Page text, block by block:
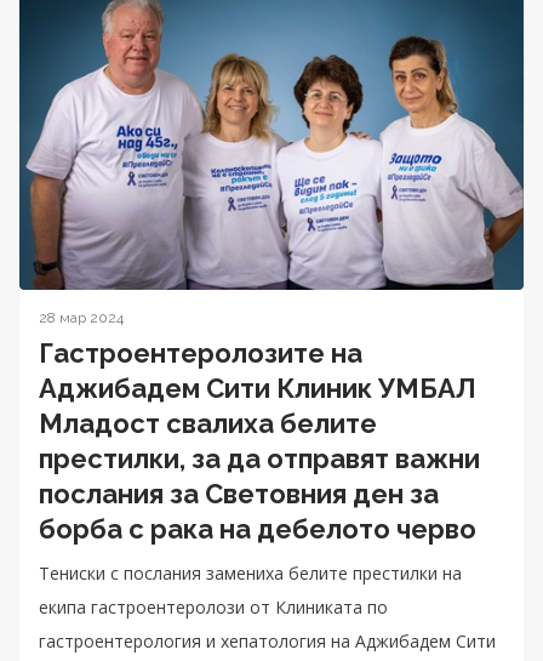
28 мар 2024
Гастроентеролозите на
Аджибадем Сити Клиник УМБАЛ
Младост свалиха белите
престилки, за да отправят важни
послания за Световния ден за
борба с рака на дебелото черво
Тениски с послания замениха белите престилки на
екипа гастроентеролози от Клиниката по
гастроентерология и хепатология на Аджибадем Сити